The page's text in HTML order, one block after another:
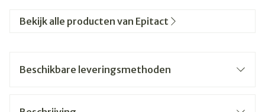
Bekijk alle producten van Epitact
Beschikbare leveringsmethoden